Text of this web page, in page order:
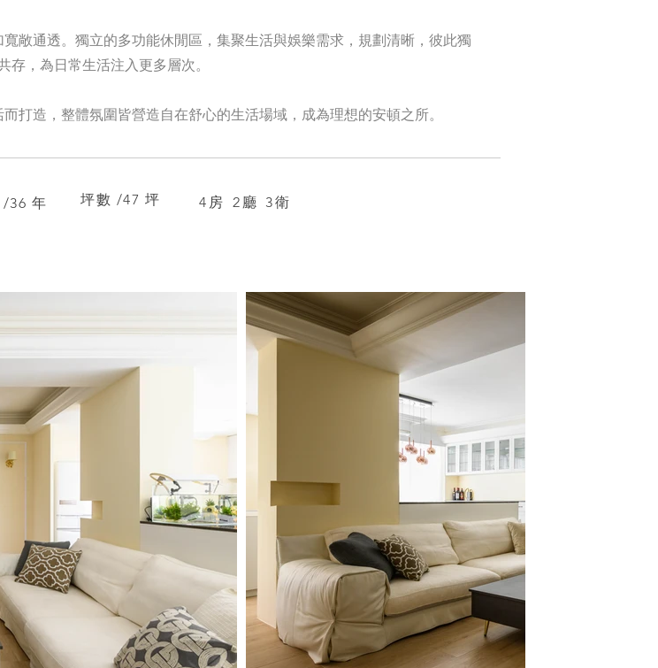
敞通透。獨立的多功能休閒區，集聚生活與娛樂需求，規劃清晰，彼此獨
存，為日常生活注入更多層次。
打造，整體氛圍皆營造自在舒心的生活場域，成為理想的安頓之所。
/36 年 坪數 /47 坪 4房 2廳 3衛